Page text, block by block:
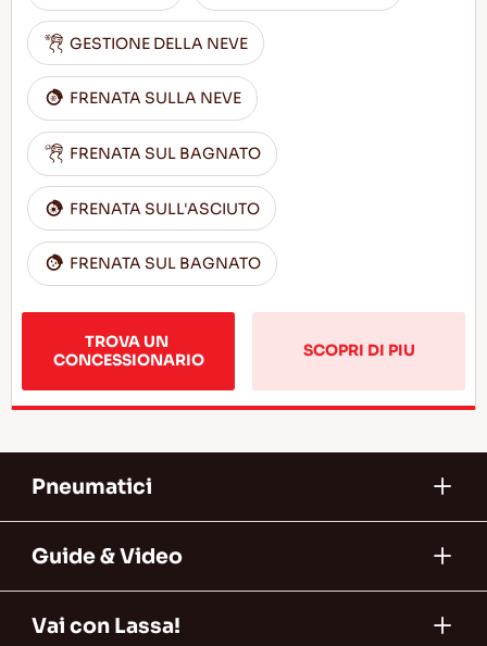
GESTIONE DELLA NEVE
FRENATA SULLA NEVE
FRENATA SUL BAGNATO
FRENATA SULL'ASCIUTO
FRENATA SUL BAGNATO
TROVA UN
CONCESSIONARIO
SCOPRI DI PIU
Pneumatici
Guide & Video
Vai con Lassa!